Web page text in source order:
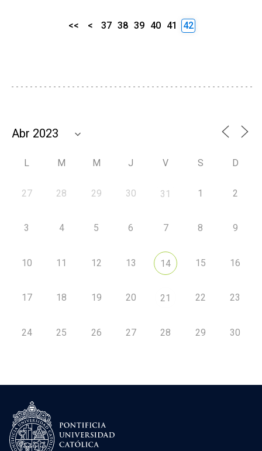
<< < 37 38 39 40 41 42
L M M J V S D
27 28 29 30 31 1 2
3 4 5 6 7 8 9
10 11 12 13 14 15 16
17 18 19 20 21 22 23
24 25 26 27 28 29 30